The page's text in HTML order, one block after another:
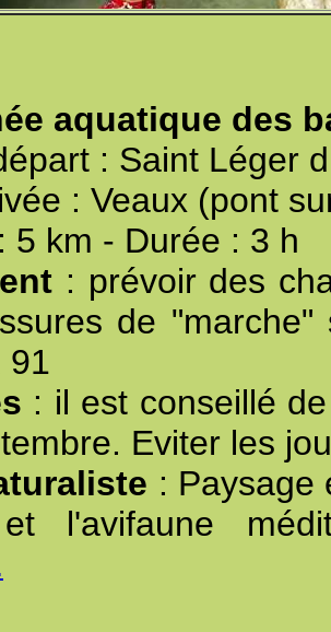
aquatique des
: Saint Léger
: Veaux (pont
5 km - Durée : 3 h
: prévoir des
de
91
: il est conseillé
Eviter les
: Paysage
l'avifaune